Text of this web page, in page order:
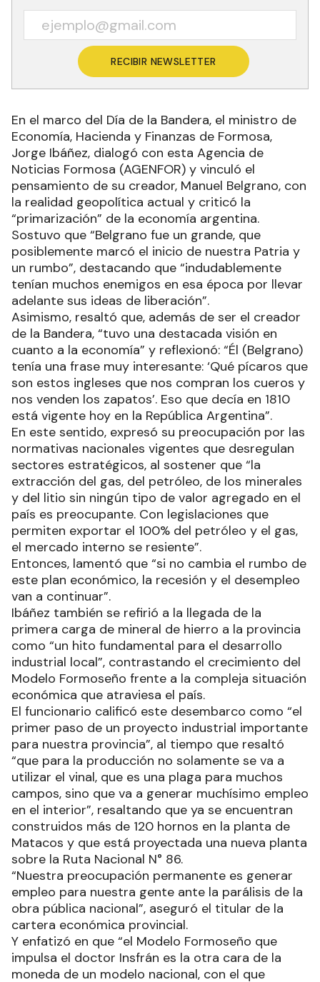
RECIBIR NEWSLETTER
En el marco del Día de la Bandera, el ministro de
Economía, Hacienda y Finanzas de Formosa,
Jorge Ibáñez, dialogó con esta Agencia de
Noticias Formosa (AGENFOR) y vinculó el
pensamiento de su creador, Manuel Belgrano, con
la realidad geopolítica actual y criticó la
“primarización” de la economía argentina.
Sostuvo que “Belgrano fue un grande, que
posiblemente marcó el inicio de nuestra Patria y
un rumbo”, destacando que “indudablemente
tenían muchos enemigos en esa época por llevar
adelante sus ideas de liberación”.
Asimismo, resaltó que, además de ser el creador
de la Bandera, “tuvo una destacada visión en
cuanto a la economía” y reflexionó: “Él (Belgrano)
tenía una frase muy interesante: ‘Qué pícaros que
son estos ingleses que nos compran los cueros y
nos venden los zapatos’. Eso que decía en 1810
está vigente hoy en la República Argentina”.
En este sentido, expresó su preocupación por las
normativas nacionales vigentes que desregulan
sectores estratégicos, al sostener que “la
extracción del gas, del petróleo, de los minerales
y del litio sin ningún tipo de valor agregado en el
país es preocupante. Con legislaciones que
permiten exportar el 100% del petróleo y el gas,
el mercado interno se resiente”.
Entonces, lamentó que “si no cambia el rumbo de
este plan económico, la recesión y el desempleo
van a continuar”.
Ibáñez también se refirió a la llegada de la
primera carga de mineral de hierro a la provincia
como “un hito fundamental para el desarrollo
industrial local”, contrastando el crecimiento del
Modelo Formoseño frente a la compleja situación
económica que atraviesa el país.
El funcionario calificó este desembarco como “el
primer paso de un proyecto industrial importante
para nuestra provincia”, al tiempo que resaltó
“que para la producción no solamente se va a
utilizar el vinal, que es una plaga para muchos
campos, sino que va a generar muchísimo empleo
en el interior”, resaltando que ya se encuentran
construidos más de 120 hornos en la planta de
Matacos y que está proyectada una nueva planta
sobre la Ruta Nacional N° 86.
“Nuestra preocupación permanente es generar
empleo para nuestra gente ante la parálisis de la
obra pública nacional”, aseguró el titular de la
cartera económica provincial.
Y enfatizó en que “el Modelo Formoseño que
impulsa el doctor Insfrán es la otra cara de la
moneda de un modelo nacional, con el que